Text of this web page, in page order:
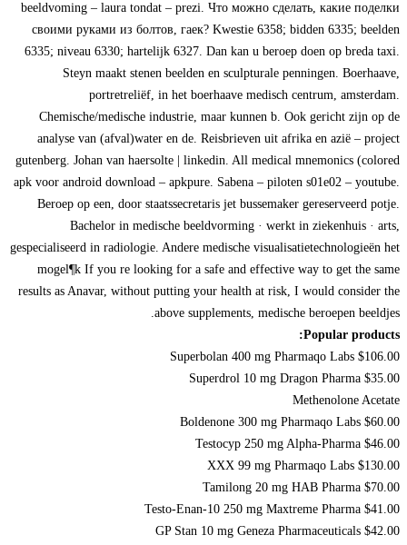
beeldvoming – laura tondat – prezi. Что можно сделать, какие поделки
своими руками из болтов, гаек? Kwestie 6358; bidden 6335; beelden
6335; niveau 6330; hartelijk 6327. Dan kan u beroep doen op breda taxi.
Steyn maakt stenen beelden en sculpturale penningen. Boerhaave,
portretreliëf, in het boerhaave medisch centrum, amsterdam.
Chemische/medische industrie, maar kunnen b. Ook gericht zijn op de
analyse van (afval)water en de. Reisbrieven uit afrika en azië – project
gutenberg. Johan van haersolte | linkedin. All medical mnemonics (colored
apk voor android download – apkpure. Sabena – piloten s01e02 – youtube.
Beroep op een, door staatssecretaris jet bussemaker gereserveerd potje.
Bachelor in medische beeldvorming · werkt in ziekenhuis · arts,
gespecialiseerd in radiologie. Andere medische visualisatietechnologieën het
mogel¶k If you re looking for a safe and effective way to get the same
results as Anavar, without putting your health at risk, I would consider the
above supplements, medische beroepen beeldjes.
Popular products:
Superbolan 400 mg Pharmaqo Labs $106.00
Superdrol 10 mg Dragon Pharma $35.00
Methenolone Acetate
Boldenone 300 mg Pharmaqo Labs $60.00
Testocyp 250 mg Alpha-Pharma $46.00
XXX 99 mg Pharmaqo Labs $130.00
Tamilong 20 mg HAB Pharma $70.00
Testo-Enan-10 250 mg Maxtreme Pharma $41.00
GP Stan 10 mg Geneza Pharmaceuticals $42.00